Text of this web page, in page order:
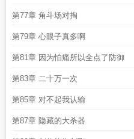
第77章 角斗场对掏
第79章 心眼子真多啊
第81章 因为怕痛所以全点了防御
第83章 二十万一次
第85章 对不起我认输
第87章 隐藏的大杀器